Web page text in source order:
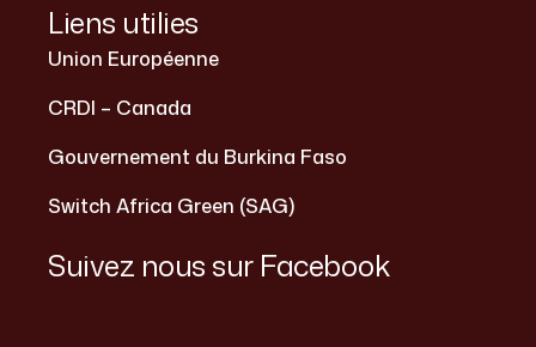
Liens utilies
Union Européenne
CRDI – Canada
Gouvernement du Burkina Faso
Switch Africa Green (SAG)
Suivez nous sur Facebook